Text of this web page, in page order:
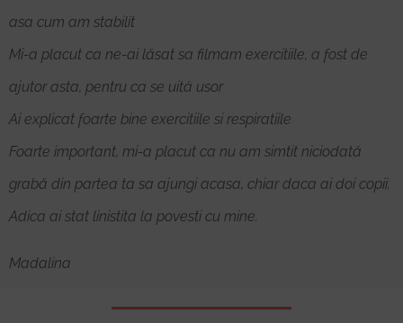
asa cum am stabilit
Mi-a placut ca ne-ai lăsat sa filmam exercitiile, a fost de
ajutor asta, pentru ca se uită usor
Ai explicat foarte bine exercitiile si respiratiile
Foarte important, mi-a placut ca nu am simtit niciodată
grabă din partea ta sa ajungi acasa, chiar daca ai doi copii.
Adica ai stat linistita la povesti cu mine.
Madalina